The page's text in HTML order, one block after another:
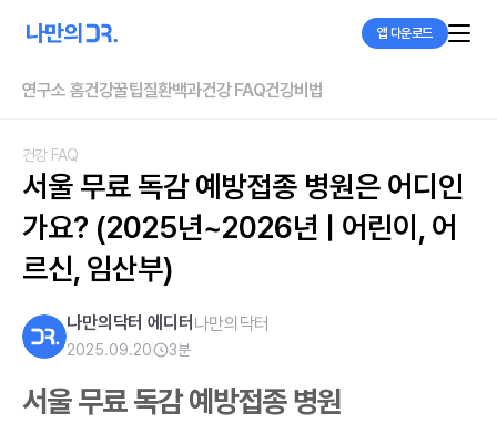
앱 다운로드
연구소 홈건강꿀팁질환백과건강 FAQ건강비법
건강 FAQ
서울 무료 독감 예방접종 병원은 어디인
가요? (2025년~2026년 | 어린이, 어
르신, 임산부)
나만의닥터 에디터 나만의닥터
2025.09.20 3분
서울 무료 독감 예방접종 병원